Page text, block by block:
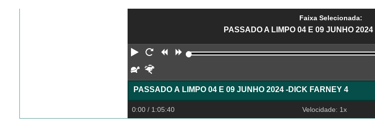
Faixa Selecionada:
PASSADO A LIMPO 04 E 09 JUNHO
Reproduzir
Reiniciar
Retroceder
Avançar
Devagar
PASSADO A LIMPO 04 E 09 JUNHO 2024 -DICK FARNEY 4
0:00 / 1:05:40 Velocidade: 1x